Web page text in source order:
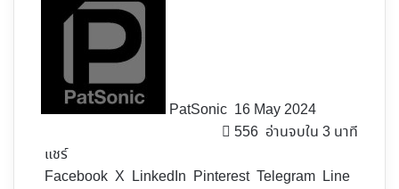
PatSonic 16 May 2024
556 อ่านจบใน 3 นาที
แชร์
Facebook X LinkedIn Pinterest Telegram Line